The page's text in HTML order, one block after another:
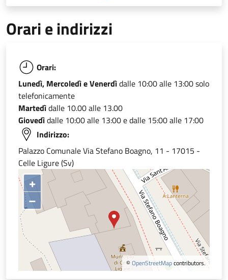
Orari e indirizzi
Orari:
Lunedì, Mercoledì e Venerdìdalle 10:00 alle 13:00 solo
telefonicamente
Martedìdalle 10.00 alle 13.00
Giovedìdalle 10:00 alle 13:00 e dalle 15:00 alle 17:00
Indirizzo:
Palazzo Comunale Via Stefano Boagno, 11 - 17015 -
Celle Ligure (Sv)
+
–
©OpenStreetMapcontributors.